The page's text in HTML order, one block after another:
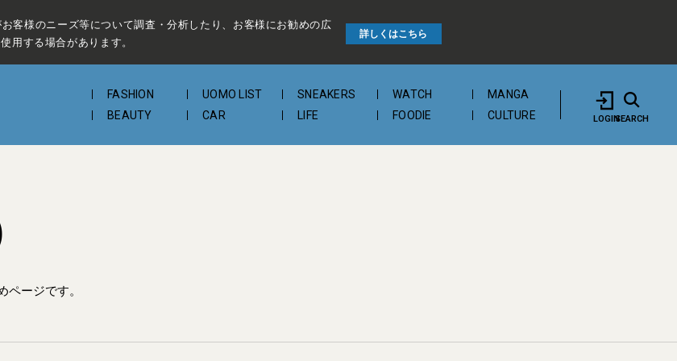
客様のニーズ等について調査・分析したり、お客様にお勧めの広
用する場合があります。
詳しくはこちら
FASHION UOMO LIST SNEAKERS WATCH
MANGA
BEAUTY
CAR LIFE FOODIE CULTURE LOGINSEARCH
ージです。